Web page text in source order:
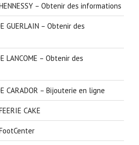
– Obtenir des informations
GUERLAIN – Obtenir des
LANCOME – Obtenir des
CARADOR – Bijouterie en ligne
CAKE